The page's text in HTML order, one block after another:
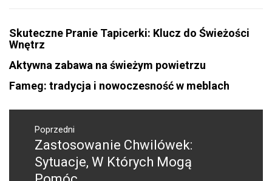
Skuteczne Pranie Tapicerki: Klucz do Świeżości
Wnętrz
Aktywna zabawa na świeżym powietrzu
Fameg: tradycja i nowoczesność w meblach
Nawigacja
wpisuPoprzedni
Poprzedni
wpis:
Zastosowanie Chwilówek:
Sytuacje, W Których Mogą